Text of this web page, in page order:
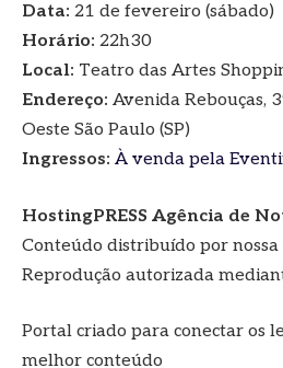
Data: 21 de fevereiro (sábado)
Horário: 22h30
Local: Teatro das Artes
Endereço: Avenida Rebouças,
Oeste São Paulo (SP)
Ingressos: À venda pela
HostingPRESS Agência de
Conteúdo distribuído por
Reprodução autorizada
Portal criado para conectar os
melhor conteúdo